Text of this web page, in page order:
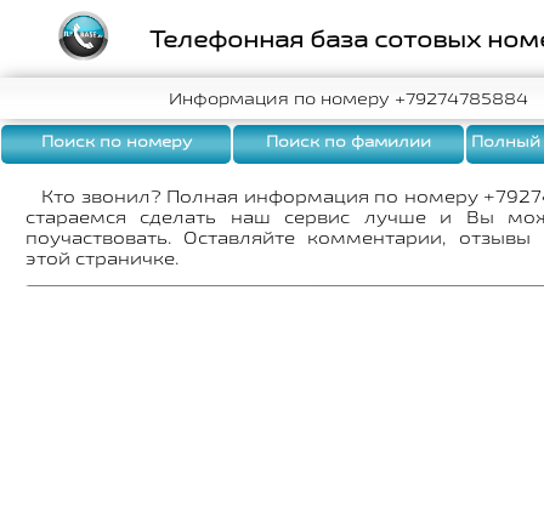
Кто звонил? Полная информация по номеру
стараемся сделать наш сервис лучше и Вы
поучаствовать. Оставляйте комментарии,
этой страничке.
Телефонная база сотовых
Информация по номеру +79274785884
Поиск по номеру Поиск по фамилии Полный